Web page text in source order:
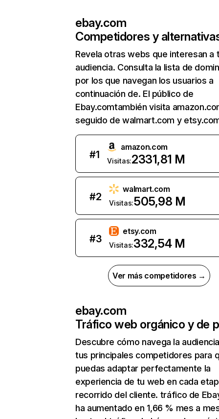
ebay.com
Competidores y
Revela otras webs que interesan a
audiencia. Consulta la lista de
por los que navegan los usuarios a
continuación de. El público de
Ebay.comtambién visita
seguido de walmart.com y
#1
amazon.com
Visitas:2331,81 M
#2
walmart.com
Visitas:505,98 M
#3
etsy.com
Visitas:332,54 M
Ver más competidores →
ebay.com
Tráfico web orgánico y de
Descubre cómo navega la
tus principales competidores para
puedas adaptar perfectamente la
experiencia de tu web en cada
recorrido del cliente. tráfico de
ha aumentado en 1,66 % mes a